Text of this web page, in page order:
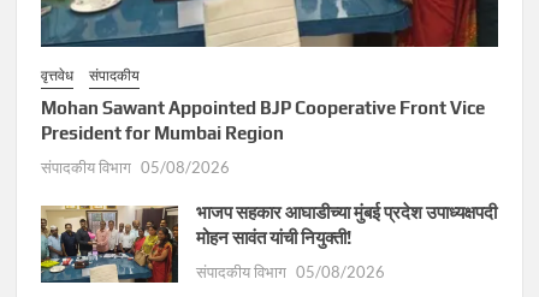
वृत्तवेध संपादकीय
Mohan Sawant Appointed BJP Cooperative Front Vice
President for Mumbai Region
संपादकीय विभाग 05/08/2026
भाजप सहकार आघाडीच्या मुंबई प्रदेश उपाध्यक्षपदी
मोहन सावंत यांची नियुक्ती!
संपादकीय विभाग 05/08/2026